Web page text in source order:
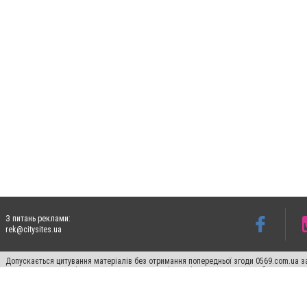
З питань реклами:
rek@citysites.ua
Допускається цитування матеріалів без отримання попередньої згоди
пошукових систем гіперпосилання на цитовані статті не нижче другого абзацу в